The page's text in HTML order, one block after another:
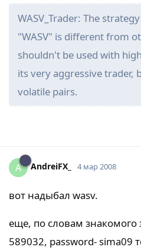
WASV_Trader: The
"WASV" is different from
shouldn't be used with
its very aggressive trader,
volatile pairs.
A AndreiFX_ 4 мар 2008
вот надыбал wasv.
еще, по словам знакомого
589032, password- sima09